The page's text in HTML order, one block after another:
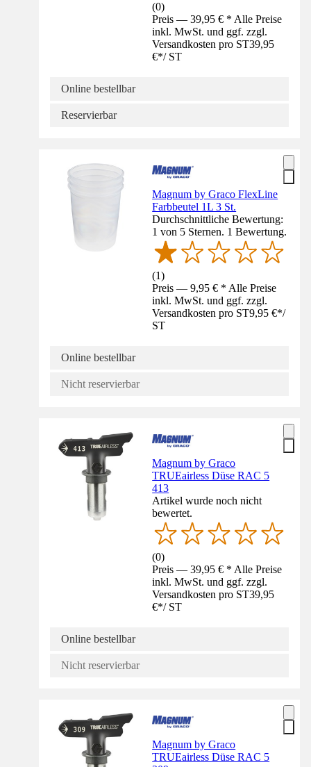
(0)
Preis — 39,95 € * Alle Preise
inkl. MwSt. und ggf. zzgl.
Versandkosten pro ST39,95
€*/ ST
Online bestellbar
Reservierbar
Magnum by Graco FlexLine
Farbbeutel 1L 3 St.
Durchschnittliche Bewertung:
1 von 5 Sternen. 1 Bewertung.
(1)
Preis — 9,95 € * Alle Preise
inkl. MwSt. und ggf. zzgl.
Versandkosten pro ST9,95 €*/
ST
Online bestellbar
Nicht reservierbar
Magnum by Graco
TRUEairless Düse RAC 5
413
Artikel wurde noch nicht
bewertet.
(0)
Preis — 39,95 € * Alle Preise
inkl. MwSt. und ggf. zzgl.
Versandkosten pro ST39,95
€*/ ST
Online bestellbar
Nicht reservierbar
Magnum by Graco
TRUEairless Düse RAC 5